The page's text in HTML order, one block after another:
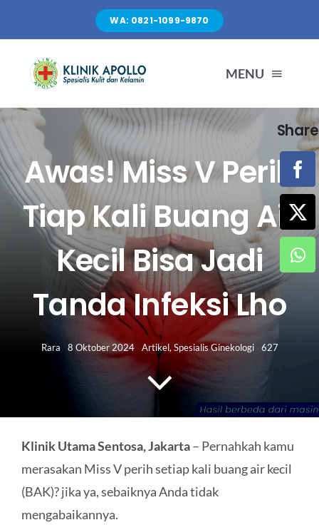
content
WA: 0821-1099-9870
MENU
TENTANG KAMI
LAYANAN
FASILITAS
ARTIKEL
HUBUNGI KAMI
Awas! Miss V Perih
Tiap Kali Buang Air
Kecil Bisa Jadi
Tanda Infeksi Lho
Rara 8 Oktober 2024 Artikel,Spesialis Ginekologi 627
Klinik Utama Sentosa, Jakarta– Pernahkah kamu
merasakan Miss V perih setiap kali buang air kecil
(BAK)? jika ya, sebaiknya Anda tidak
mengabaikannya.
Share